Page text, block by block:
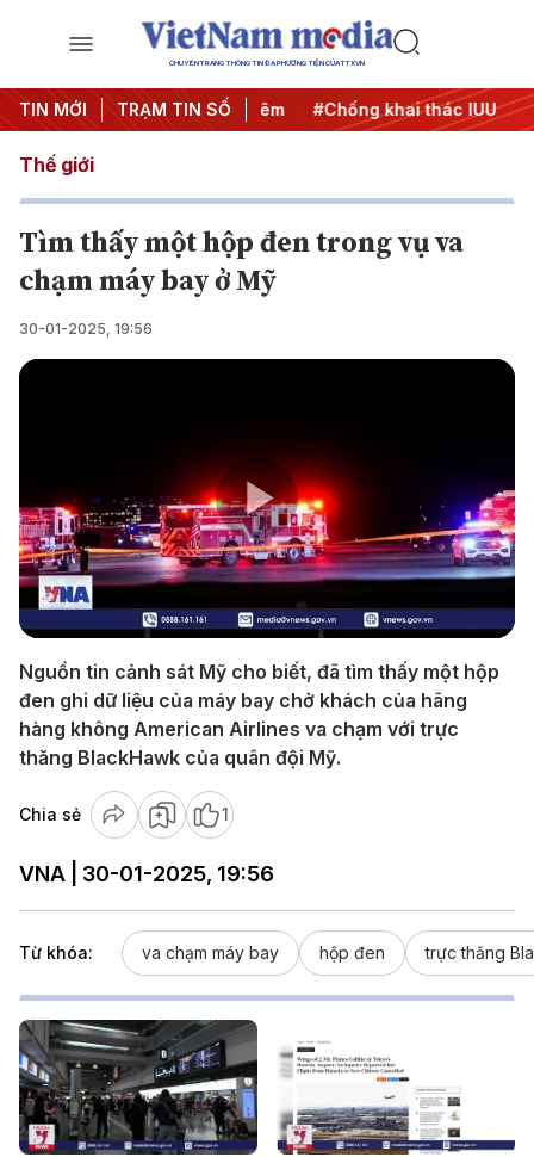
CHUYÊN TRANG THÔNG TIN ĐA PHƯƠNG TIỆN CỦA TTXVN
TIN MỚI TRẠM TIN SỐ
#Chiến dịch 500 ngày đêm #Chống khai thác IUU
Thế giới
Tìm thấy một hộp đen trong vụ va
chạm máy bay ở Mỹ
30-01-2025, 19:56
Play
Video
Nguồn tin cảnh sát Mỹ cho biết, đã tìm thấy một hộp
đen ghi dữ liệu của máy bay chở khách của hãng
hàng không American Airlines va chạm với trực
thăng BlackHawk của quân đội Mỹ.
Chia sẻ 1
VNA | 30-01-2025, 19:56
Từ khóa: va chạm máy bay hộp đen trực thăng